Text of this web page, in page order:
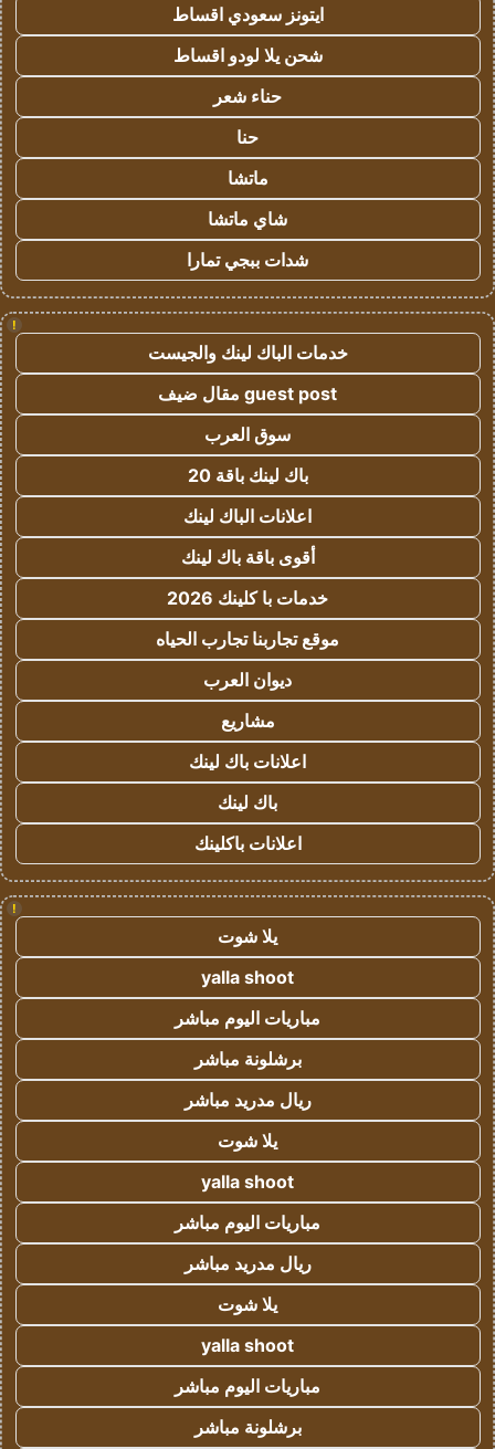
ايتونز سعودي اقساط
شحن يلا لودو اقساط
حناء شعر
حنا
ماتشا
شاي ماتشا
شدات ببجي تمارا
!
خدمات الباك لينك والجيست
guest post مقال ضيف
سوق العرب
باك لينك باقة 20
اعلانات الباك لينك
أقوى باقة باك لينك
خدمات با كلينك 2026
موقع تجاربنا تجارب الحياه
ديوان العرب
مشاريع
اعلانات باك لينك
باك لينك
اعلانات باكلينك
!
يلا شوت
yalla shoot
مباريات اليوم مباشر
برشلونة مباشر
ريال مدريد مباشر
يلا شوت
yalla shoot
مباريات اليوم مباشر
ريال مدريد مباشر
يلا شوت
yalla shoot
مباريات اليوم مباشر
برشلونة مباشر